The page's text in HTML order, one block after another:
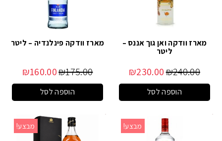
מארז וודקה ואן גוך אננס –
ליטר
₪240.00
₪230.00
הוספה לסל
מארז וודקה פינלנדיה – ליטר
₪175.00
₪160.00
הוספה לסל
מבצע! מבצע!